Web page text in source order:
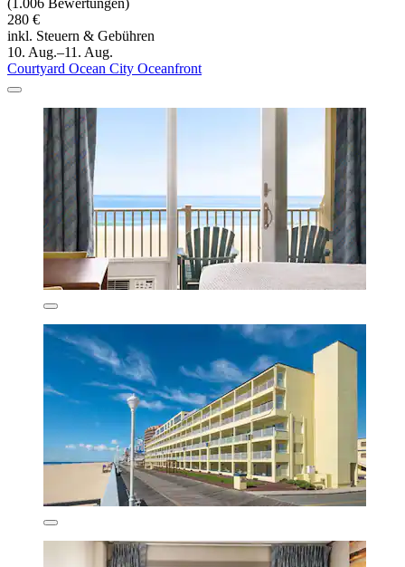
(1.006 Bewertungen)
280 €
inkl. Steuern & Gebühren
10. Aug.–11. Aug.
Courtyard Ocean City Oceanfront